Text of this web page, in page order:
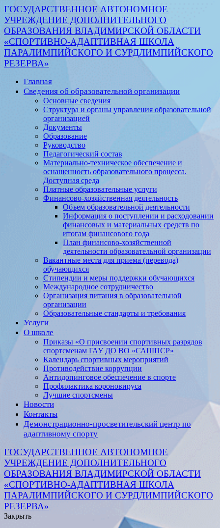
ГОСУДАРСТВЕННОЕ АВТОНОМНОЕ
УЧРЕЖДЕНИЕ ДОПОЛНИТЕЛЬНОГО
ОБРАЗОВАНИЯ ВЛАДИМИРСКОЙ ОБЛАСТИ
«СПОРТИВНО-АДАПТИВНАЯ ШКОЛА
ПАРАЛИМПИЙСКОГО И СУРДЛИМПИЙСКОГО
РЕЗЕРВА»
Главная
Сведения об образовательной организации
Основные сведения
Структура и органы управления образовательной
организацией
Документы
Образование
Руководство
Педагогический состав
Материально-техническое обеспечение и
оснащенность образовательного процесса.
Доступная среда
Платные образовательные услуги
Финансово-хозяйственная деятельность
Объем образовательной деятельности
Информация о поступлении и расходовании
финансовых и материальных средств по
итогам финансового года
План финансово-хозяйственной
деятельности образовательной организации
Вакантные места для приема (перевода)
обучающихся
Стипендии и меры поддержки обучающихся
Международное сотрудничество
Организация питания в образовательной
организации
Образовательные стандарты и требования
Услуги
О школе
Приказы «О присвоении спортивных разрядов
спортсменам ГАУ ДО ВО «САШПСР»
Календарь спортивных мероприятий
Противодействие коррупции
Антидопинговое обеспечение в спорте
Профилактика короновируса
Лучшие спортсмены
Новости
Контакты
Демонстрационно-просветительский центр по
адаптивному спорту
ГОСУДАРСТВЕННОЕ АВТОНОМНОЕ
УЧРЕЖДЕНИЕ ДОПОЛНИТЕЛЬНОГО
ОБРАЗОВАНИЯ ВЛАДИМИРСКОЙ ОБЛАСТИ
«СПОРТИВНО-АДАПТИВНАЯ ШКОЛА
ПАРАЛИМПИЙСКОГО И СУРДЛИМПИЙСКОГО
РЕЗЕРВА»
Закрыть